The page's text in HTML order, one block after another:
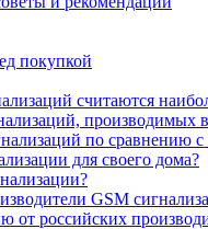
покупкой
считаются
производимых
по сравнению
для своего дома?
GSM
от российских